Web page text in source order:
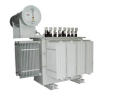
элементами